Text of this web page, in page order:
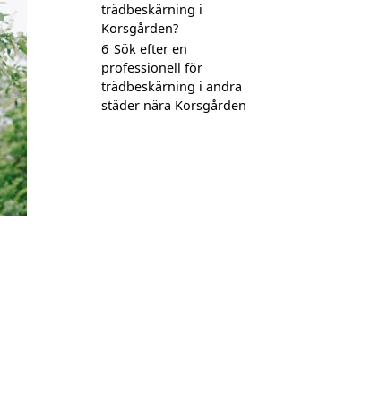
trädbeskärning i
Korsgården?
6 Sök efter en
professionell för
trädbeskärning i andra
städer nära Korsgården